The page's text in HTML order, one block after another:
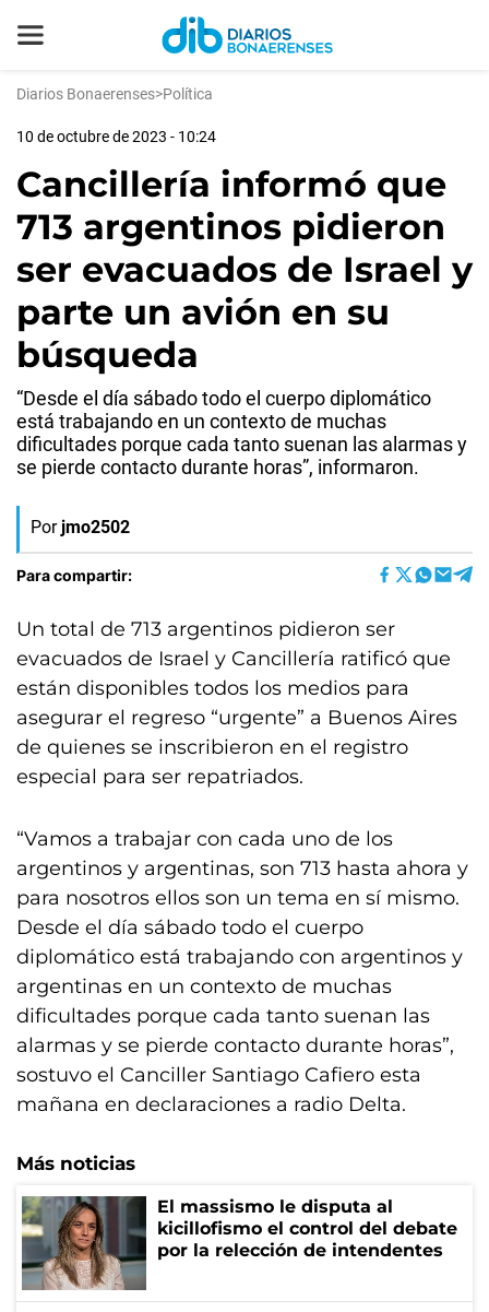
Diarios Bonaerenses>Política
10 de octubre de 2023 - 10:24
Cancillería informó que
713 argentinos pidieron
ser evacuados de Israel y
parte un avión en su
búsqueda
“Desde el día sábado todo el cuerpo diplomático
está trabajando en un contexto de muchas
dificultades porque cada tanto suenan las alarmas y
se pierde contacto durante horas”, informaron.
Por jmo2502
Para compartir:
Un total de 713 argentinos pidieron ser
evacuados de Israel y Cancillería ratificó que
están disponibles todos los medios para
asegurar el regreso “urgente” a Buenos Aires
de quienes se inscribieron en el registro
especial para ser repatriados.
“Vamos a trabajar con cada uno de los
argentinos y argentinas, son 713 hasta ahora y
para nosotros ellos son un tema en sí mismo.
Desde el día sábado todo el cuerpo
diplomático está trabajando con argentinos y
argentinas en un contexto de muchas
dificultades porque cada tanto suenan las
alarmas y se pierde contacto durante horas”,
sostuvo el Canciller Santiago Cafiero esta
mañana en declaraciones a radio Delta.
Más noticias
El massismo le disputa al
kicillofismo el control del debate
por la relección de intendentes